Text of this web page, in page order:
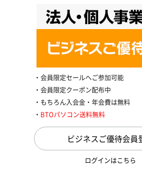
会員限定セールへご参加可能
会員限定クーポン配布中
もちろん入会金・年会費は無料
BTOパソコン送料無料
ビジネスご優待会員
ログインはこちら